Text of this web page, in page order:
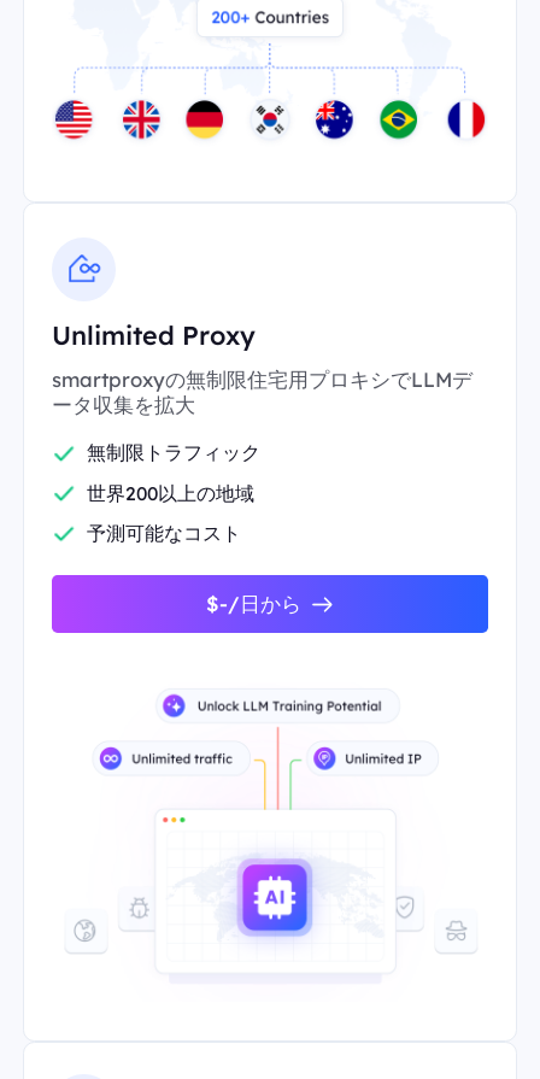
Unlimited Proxy
smartproxyの無制限住宅用プロキシでLLMデ
ータ収集を拡大
無制限トラフィック
世界200以上の地域
予測可能なコスト
$-/日から